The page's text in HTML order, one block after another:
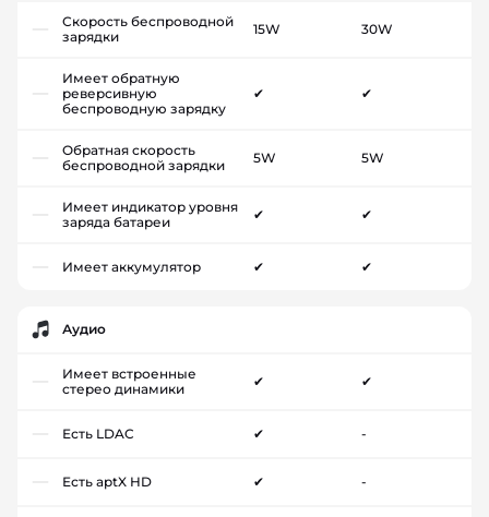
Скорость беспроводной
зарядки
15W 30W
Имеет обратную
реверсивную
беспроводную зарядку
✔ ✔
Обратная скорость
беспроводной зарядки
5W 5W
Имеет индикатор уровня
заряда батареи
✔ ✔
Имеет аккумулятор ✔ ✔
Аудио
Имеет встроенные
стерео динамики
✔ ✔
Есть LDAC ✔ -
Есть aptX HD ✔ -